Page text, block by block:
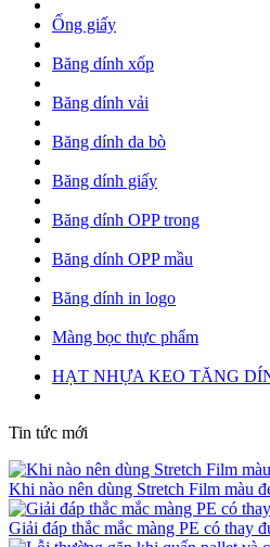
Ống giấy
Băng dính xốp
Băng dính vải
Băng dính da bò
Băng dính giấy
Băng dính OPP trong
Băng dính OPP mầu
Băng dính in logo
Màng bọc thực phẩm
HẠT NHỰA KEO TĂNG
Tin tức mới
Khi nào nên dùng Stretch Film màu
Giải đáp thắc mắc màng PE có thay